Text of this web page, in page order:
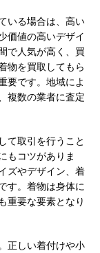
いる場合は、高い
価値の高いデザイ
で人気が高く、買
物を買取してもら
要です。地域によ
複数の業者に査定
て取引を行うこと
もコツがありま
ズやデザイン、着
す。着物は身体に
重要な要素となり
正しい着付けや小